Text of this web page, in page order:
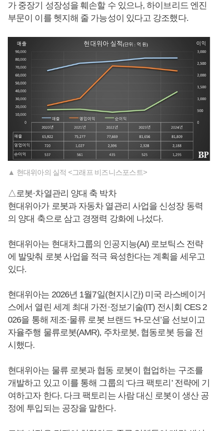
가 중장기 성장성을 훼손할 수 있으나, 하이브리드 엔진
부문이 이를 헷지해 줄 가능성이 있다고 강조했다.
▲ 현대위아의 실적 <그래프 비즈니스포스트>
△로봇·차열관리 양대 축 박차
현대위아가 로봇과 자동차 열관리 사업을 신성장 동력
의 양대 축으로 삼고 경쟁력 강화에 나섰다.
현대위아는 현대차그룹의 인공지능(AI) 로보틱스 전략
에 발맞춰 로봇 사업을 적극 육성한다는 계획을 세우고
있다.
현대위아는 2026년 1월7일(현지시간) 미국 라스베이거
스에서 열린 세계 최대 가전·정보기술(IT) 전시회 CES 2
026을 통해 제조·물류 로봇 브랜드 ‘H-모션’을 선보이고
자율주행 물류로봇(AMR), 주차로봇, 협동로봇 등을 전
시했다.
현대위아는 물류 로봇과 협동 로봇이 협업하는 구조를
개발하고 있고 이를 통해 그룹의 ‘다크 팩토리’ 전략에 기
여하고자 한다. 다크 팩토리는 사람 대신 로봇이 생산 공
정에 투입되는 공장을 말한다.